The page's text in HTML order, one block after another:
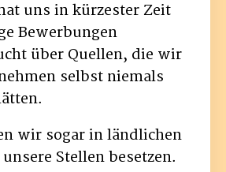
uns in kürzester Zeit
Bewerbungen
über Quellen, die wir
selbst niemals
wir sogar in ländlichen
Stellen besetzen.